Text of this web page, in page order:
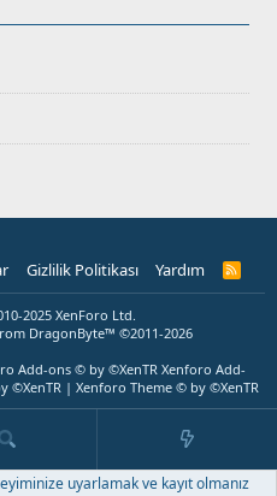
Gizlilik Politikası Yardım
R
2025 XenForo Ltd.
DragonByte™ ©2011-2026
Add-ons© by ©XenTR Xenforo Add-
©XenTR | Xenforo Theme © by ©XenTR
uyarlamak ve kayıt olmanız